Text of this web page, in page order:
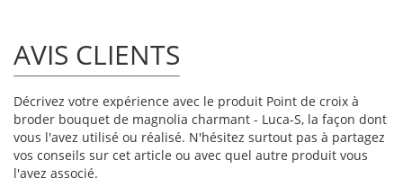
AVIS CLIENTS
Décrivez votre expérience avec le produit Point de croix à
broder bouquet de magnolia charmant - Luca-S, la façon dont
vous l'avez utilisé ou réalisé. N'hésitez surtout pas à partagez
vos conseils sur cet article ou avec quel autre produit vous
l'avez associé.